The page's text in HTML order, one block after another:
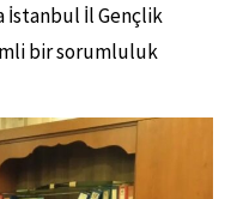
İstanbul İl Gençlik
bir sorumluluk